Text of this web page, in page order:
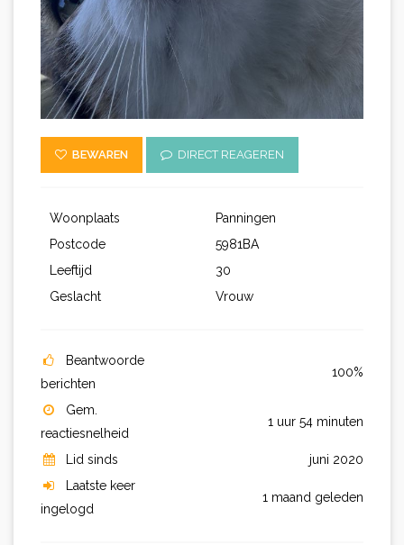
BEWAREN DIRECT REAGEREN
Woonplaats
Panningen
Postcode
5981BA
Leeftijd
30
Geslacht
Vrouw
Beantwoorde
berichten
100%
Gem.
reactiesnelheid
1 uur 54 minuten
Lid sinds
juni 2020
Laatste keer
ingelogd
1 maand geleden